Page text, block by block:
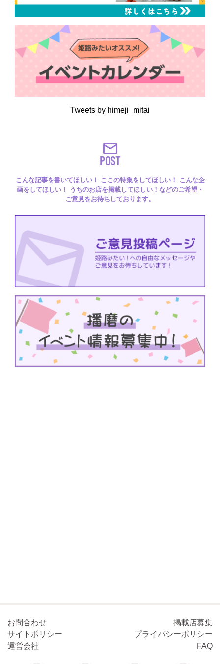
Tweets by himeji_mitai
POST
こんな記事を書いてほしい！ ここの特集をしてほしい！ こんな企
画をしてほしい！ うちのお店を掲載してほしい！などのご希望・
ご意見をお待ちしております。
お問合わせ
掲載店募集
サイトポリシー
プライバシーポリシー
運営会社
FAQ